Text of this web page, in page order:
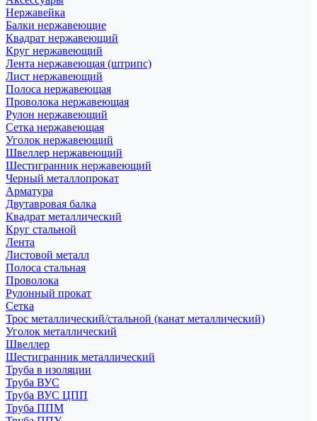
Нержавейка
Балки нержавеющие
Квадрат нержавеющий
Круг нержавеющий
Лента нержавеющая (штрипс)
Лист нержавеющий
Полоса нержавеющая
Проволока нержавеющая
Рулон нержавеющий
Сетка нержавеющая
Уголок нержавеющий
Швеллер нержавеющий
Шестигранник нержавеющий
Черный металлопрокат
Арматура
Двутавровая балка
Квадрат металлический
Круг стальной
Лента
Листовой металл
Полоса стальная
Проволока
Рулонный прокат
Сетка
Трос металлический/стальной (канат металлический)
Уголок металлический
Швеллер
Шестигранник металлический
Труба в изоляции
Труба ВУС
Труба ВУС ЦПП
Труба ППМ